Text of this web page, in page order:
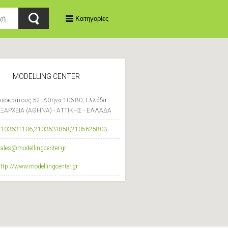
Κατηγορίες
MODELLING CENTER
52, Αθήνα 106 80, Ελλάδα
(ΑΘΗΝΑ) - ΑΤΤΙΚΗΣ - ΕΛΛΑΔΑ
,2103631858 ,2105625803
www.modellingcenter.gr